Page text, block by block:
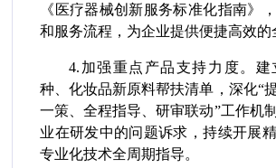
《医疗器械创新服务标准化指南》
和服务流程，为企业提供便捷高效的
4.加强重点产品支持力度。建
种、化妆品新原料帮扶清单，深化“
一策、全程指导、研审联动”工作机
业在研发中的问题诉求，持续开展
专业化技术全周期指导。